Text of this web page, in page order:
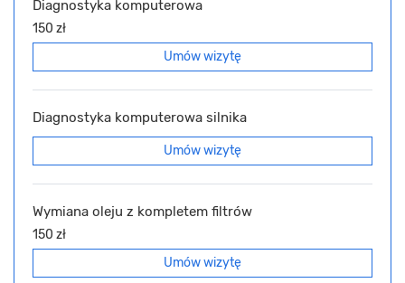
Diagnostyka komputerowa
150 zł
Umów wizytę
Diagnostyka komputerowa silnika
Umów wizytę
Wymiana oleju z kompletem filtrów
150 zł
Umów wizytę